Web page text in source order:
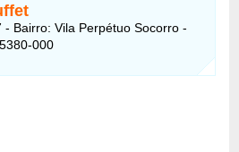
- Bairro: Vila Perpétuo Socorro -
000